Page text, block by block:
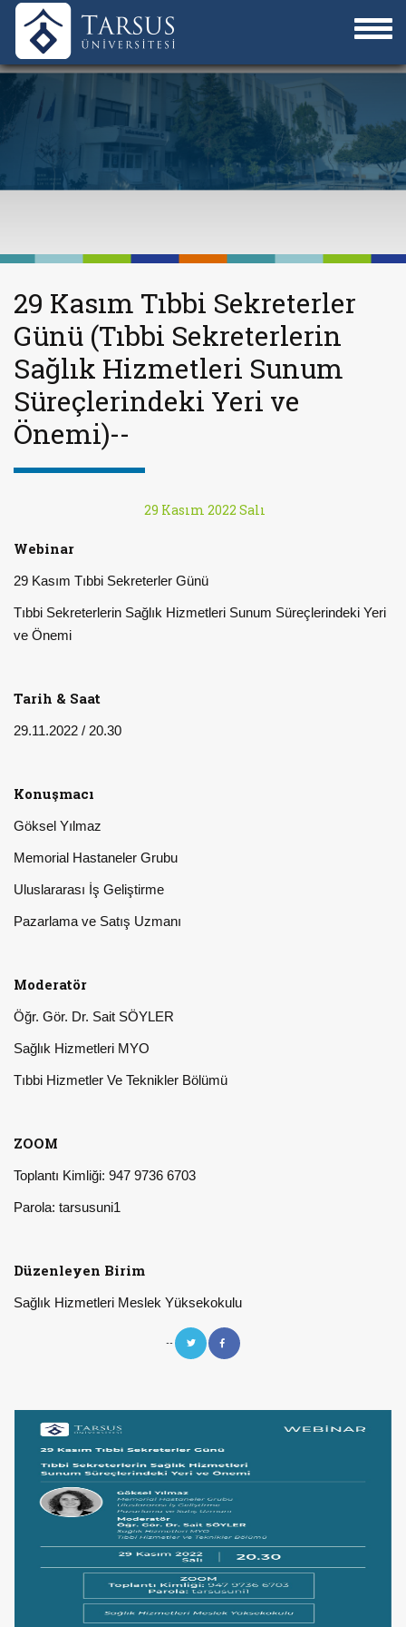
29 Kasım Tıbbi Sekreterler
Günü (Tıbbi Sekreterlerin
Sağlık Hizmetleri Sunum
Süreçlerindeki Yeri ve
Önemi)--
29 Kasım 2022 Salı
Webinar
29 Kasım Tıbbi Sekreterler Günü
Tıbbi Sekreterlerin Sağlık Hizmetleri Sunum Süreçlerindeki Yeri
ve Önemi
Tarih & Saat
29.11.2022 / 20.30
Konuşmacı
Göksel Yılmaz
Memorial Hastaneler Grubu
Uluslararası İş Geliştirme
Pazarlama ve Satış Uzmanı
Moderatör
Öğr. Gör. Dr. Sait SÖYLER
Sağlık Hizmetleri MYO
Tıbbi Hizmetler Ve Teknikler Bölümü
ZOOM
Toplantı Kimliği: 947 9736 6703
Parola: tarsusuni1
Düzenleyen Birim
Sağlık Hizmetleri Meslek Yüksekokulu
--